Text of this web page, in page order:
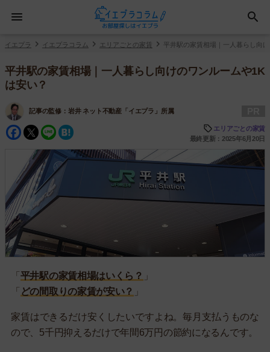
イエプラ イエプラコラム エリアごとの家賃 平井駅の家賃相場｜一人暮らし向
平井駅の家賃相場｜一人暮らし向けのワンルームや1K
は安い？
記事の監修： 岩井 ネット不動産「イエプラ」所属
Facebook
Twitter
Line
エリアごとの家賃
最終更新：2025年6月20日
「 平井駅の家賃相場はいくら？ 」
「 どの間取りの家賃が安い？ 」
家賃はできるだけ安くしたいですよね。毎月支払うものな
ので、5千円抑えるだけで年間6万円の節約になるんです。